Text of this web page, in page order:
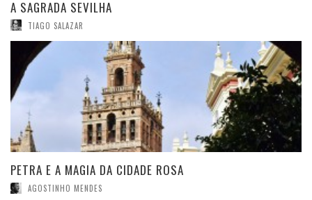
A SAGRADA SEVILHA
TIAGO SALAZAR
PETRA E A MAGIA DA CIDADE ROSA
AGOSTINHO MENDES